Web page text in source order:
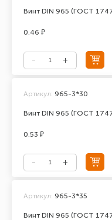
Винт DIN 965 (ГОСТ
0.46 ₽
Винт DIN 965 (ГОСТ
Артикул: 965-3*30
0.53 ₽
Винт DIN 965 (ГОСТ
Артикул: 965-3*35